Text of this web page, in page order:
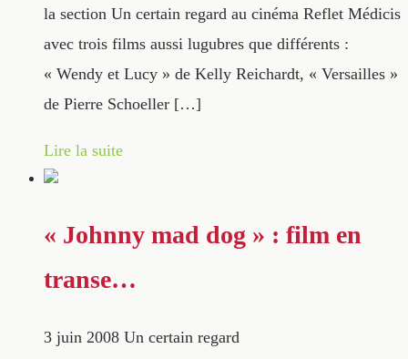
la section Un certain regard au cinéma Reflet Médicis
avec trois films aussi lugubres que différents :
« Wendy et Lucy » de Kelly Reichardt, « Versailles »
de Pierre Schoeller […]
Lire la suite
« Johnny mad dog » : film en
transe…
3 juin 2008 Un certain regard